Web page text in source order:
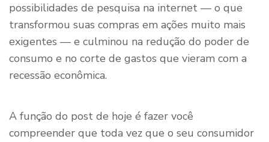
possibilidades de pesquisa na internet — o que
transformou suas compras em ações muito mais
exigentes — e culminou na redução do poder de
consumo e no corte de gastos que vieram com a
recessão econômica.
A função do post de hoje é fazer você
compreender que toda vez que o seu consumidor